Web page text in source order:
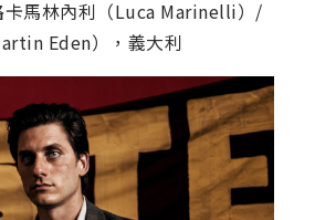
卡馬林內利（Luca Marinelli）/
Eden），義大利